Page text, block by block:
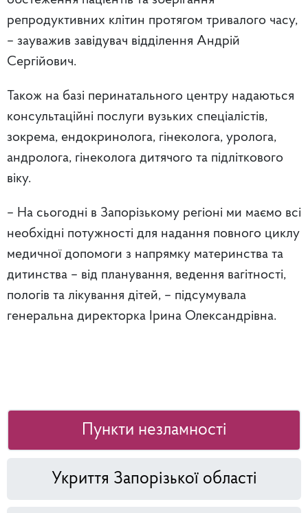
репродуктивних клітин протягом тривалого часу,
– зауважив завідувач відділення Андрій
Сергійович.
Також на базі перинатального центру надаються
консультаційні послуги вузьких спеціалістів,
зокрема, ендокринолога, гінеколога, уролога,
андролога, гінеколога дитячого та підліткового
віку.
– На сьогодні в Запорізькому регіоні ми маємо всі
необхідні потужності для надання повного циклу
медичної допомоги з напрямку материнства та
дитинства – від планування, ведення вагітності,
пологів та лікування дітей, – підсумувала
генеральна директорка Ірина Олександрівна.
Пункти незламності
Укриття Запорізької області